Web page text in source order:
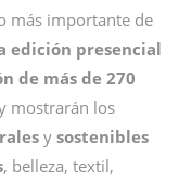
más importante de
edición presencial
de más de 270
mostrarán los
y sostenibles
, belleza, textil,